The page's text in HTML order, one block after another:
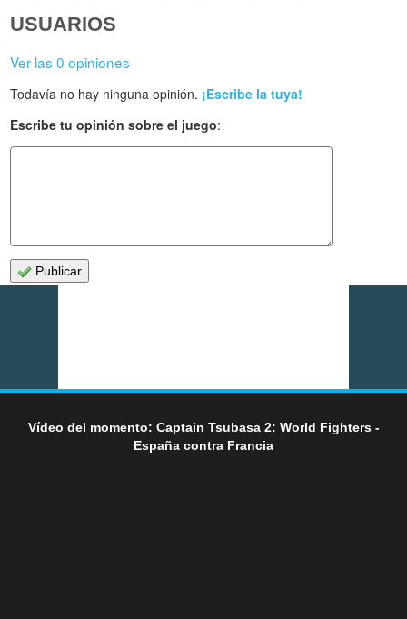
USUARIOS
Ver las 0 opiniones
Todavía no hay ninguna opinión. ¡Escribe la tuya!
Escribe tu opinión sobre el juego:
Publicar
Vídeo del momento: Captain Tsubasa 2: World Fighters -
España contra Francia